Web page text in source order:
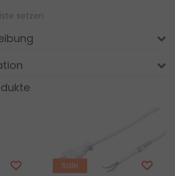
setzen
Sale